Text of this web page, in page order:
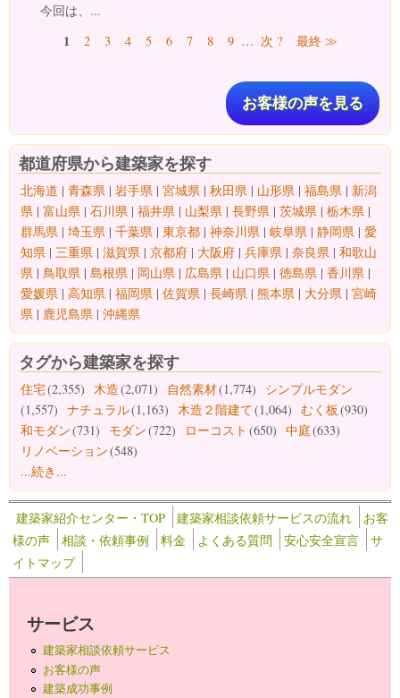
今回は、...
ページ1 2 3 4 5 6 7 8 9 … 次 ? 最終 ≫
お客様の声を見る
都道府県から建築家を探す
北海道 | 青森県 | 岩手県 | 宮城県 | 秋田県 | 山形県 | 福島県 | 新潟
県 | 富山県 | 石川県 | 福井県 | 山梨県 | 長野県 | 茨城県 | 栃木県 |
群馬県 | 埼玉県 | 千葉県 | 東京都 | 神奈川県 | 岐阜県 | 静岡県 | 愛
知県 | 三重県 | 滋賀県 | 京都府 | 大阪府 | 兵庫県 | 奈良県 | 和歌山
県 | 鳥取県 | 島根県 | 岡山県 | 広島県 | 山口県 | 徳島県 | 香川県 |
愛媛県 | 高知県 | 福岡県 | 佐賀県 | 長崎県 | 熊本県 | 大分県 | 宮崎
県 | 鹿児島県 | 沖縄県
タグから建築家を探す
住宅(2,355) 木造(2,071) 自然素材(1,774)
シンプルモダン
(1,557) ナチュラル(1,163) 木造２階建て(1,064) むく板 (930)
和モダン(731) モダン(722) ローコスト (650) 中庭(633)
リノベーション(548)
...続き...
建築家紹介センター・TOP 建築家相談依頼サービスの流れ
お客
様の声
相談・依頼事例 料金 よくある質問 安心安全宣言
サ
イトマップ
サービス
建築家相談依頼サービス
お客様の声
建築成功事例